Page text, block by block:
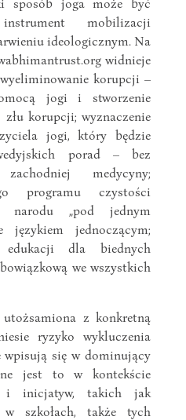
mobilizacji
ideologicznym. Na
widnieje
korupcji –
jogi i stworzenie
korupcji; wyznaczenie
jogi, który będzie
porad – bez
medycyny;
programu czystości
narodu „pod jednym
jednoczącym;
edukacji dla biednych
we wszystkich
z konkretną
ryzyko wykluczenia
wpisują się w dominujący
jest to w kontekście
i inicjatyw, takich jak
szkołach, także tych